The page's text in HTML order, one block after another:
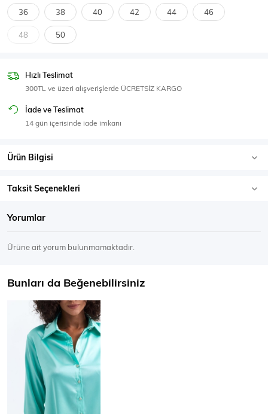
SPOR GİYİM
Eşofman Üstü
36 38 40 42 44 46
48 50
Hızlı Teslimat
300TL ve üzeri alışverişlerde ÜCRETSİZ KARGO
İade ve Teslimat
14 gün içerisinde iade imkanı
Ürün Bilgisi
Taksit Seçenekleri
Yorumlar
Ürüne ait yorum bulunmamaktadır.
Bunları da Beğenebilirsiniz